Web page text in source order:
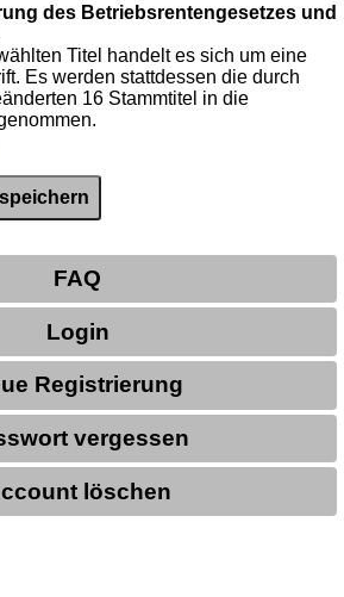
des Betriebsrentengesetzes und
Titel handelt es sich um eine
Es werden stattdessen die durch
16 Stammtitel in die
FAQ
Login
Registrierung
vergessen
löschen